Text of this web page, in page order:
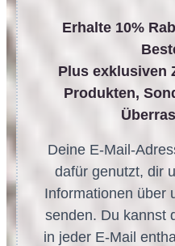
Erhalte 10%
Plus exklusiven
Produkten,
Deine E-Mail-
dafür genutzt, dir
Informationen über
senden. Du kannst
in jeder E-Mail